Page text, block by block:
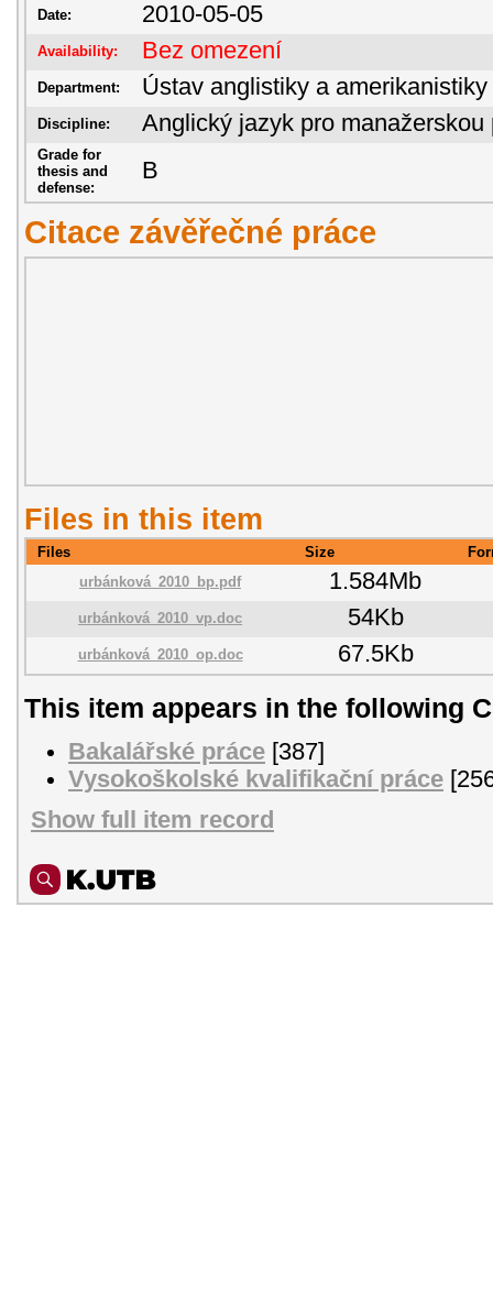
Date: 2010-05-05
Availability: Bez omezení
Department: Ústav anglistiky a amerikanistiky
Discipline: Anglický jazyk pro manažerskou
Grade for
thesis and
defense:
B
Citace závěřečné práce
Files in this item
Files Size
urbánková_2010_bp.pdf
1.584Mb
urbánková_2010_vp.doc 54Kb
urbánková_2010_op.doc 67.5Kb
This item appears in the following
Bakalářské práce [387]
Vysokoškolské kvalifikační práce
Show full item record